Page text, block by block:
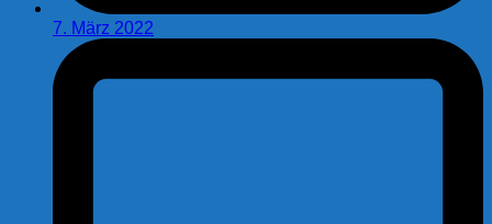
7. März 2022